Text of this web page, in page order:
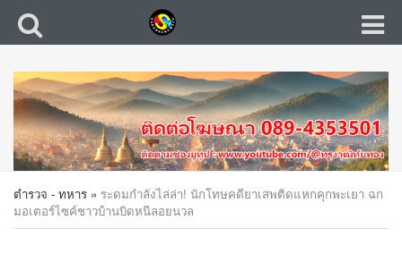
ตำรวจ - ทหาร » ระดมกำลังไล่ล่า! นักโทษคดียาเสพติดแหกคุกพะเยา ฉก
มอเตอร์ไซค์ชาวบ้านบิดหนีลอยนวล